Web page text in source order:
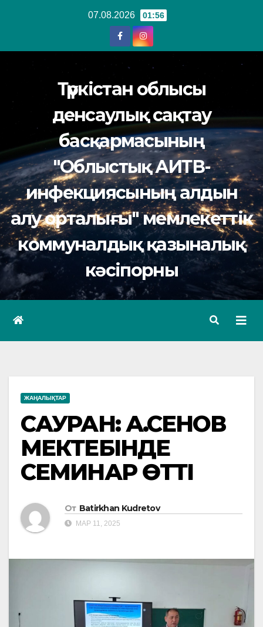
07.08.2026 01:56
Түркістан облысы
денсаулық сақтау
басқармасының
"Облыстық АИТВ-
инфекциясының алдын
алу орталығы" мемлекеттік
коммуналдық қазыналық
кәсіпорны
ЖАҢАЛЫҚТАР
САУРАН: А.ҮСЕНОВ
МЕКТЕБІНДЕ
СЕМИНАР ӨТТІ
От Batirkhan Kudretov
МАР 11, 2025